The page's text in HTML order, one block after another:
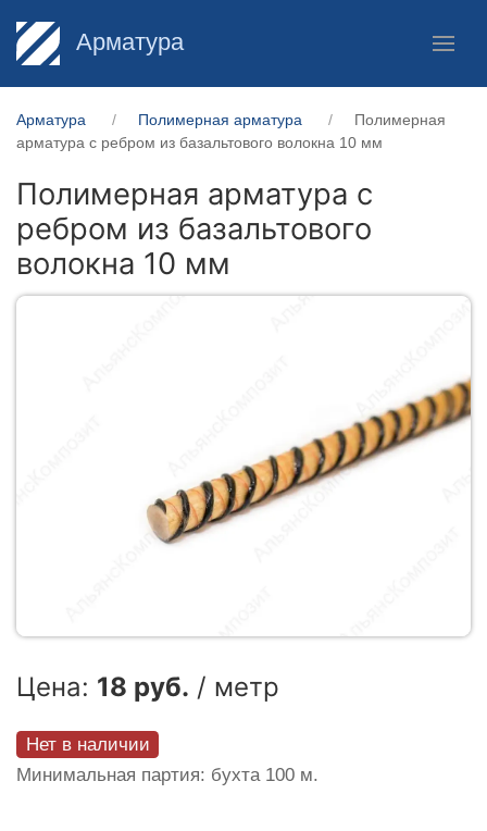
Арматура
Арматура Полимерная арматура
Полимерная
арматура c ребром из базальтового волокна 10 мм
Полимерная арматура c
ребром из базальтового
волокна 10 мм
Цена: 18 руб. / метр
Нет в наличии
Минимальная партия: бухта 100 м.